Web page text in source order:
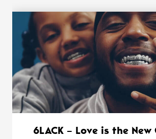
6LACK – Love is the